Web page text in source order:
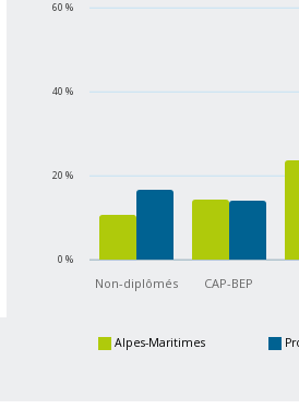
Non-diplômés CAP-BEP
0 %
20 %
40 %
60 %
Alpes-Maritimes